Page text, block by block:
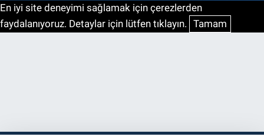
En iyi site deneyimi sağlamak için çerezlerden
faydalanıyoruz. Detaylar için lütfen tıklayın. Tamam